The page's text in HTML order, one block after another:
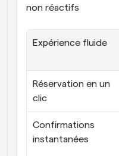
non réactifs
Expérience fluide
Réservation en un
clic
Confirmations
instantanées